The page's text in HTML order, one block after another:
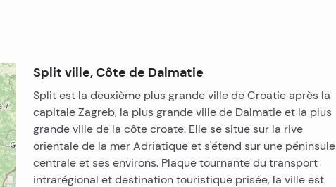
Split ville, Côte de Dalmatie
Split est la deuxième plus grande ville de Croatie après la
capitale Zagreb, la plus grande ville de Dalmatie et la plus
grande ville de la côte croate. Elle se situe sur la rive
orientale de la mer Adriatique et s'étend sur une péninsule
centrale et ses environs. Plaque tournante du transport
intrarégional et destination touristique prisée, la ville est